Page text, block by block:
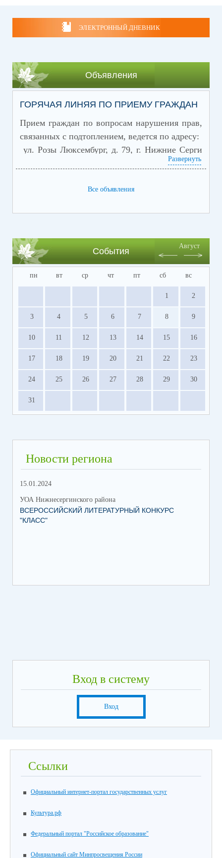
ЭЛЕКТРОННЫЙ ДНЕВНИК
Объявления
ГОРЯЧАЯ ЛИНЯЯ ПО ПРИЕМУ ГРАЖДАН
Прием граждан по вопросам нарушения прав,
связанных с подтоплением, ведется по адресу:
ул. Розы Люксембург, д. 79, г. Нижние Серги
Развернуть
Все объявления
События
Август
пн вт ср чт пт сб вс
1 2
3 4 5 6 7 8 9
10 11 12 13 14 15 16
17 18 19 20 21 22 23
24 25 26 27 28 29 30
31
Новости региона
15.01.2024
УОА Нижнесергинского района
ВСЕРОССИЙСКИЙ ЛИТЕРАТУРНЫЙ КОНКУРС
"КЛАСС"
Вход в систему
Вход
Ссылки
Официальный интернет-портал государственных услуг
Культура.рф
Федеральный портал "Российское образование"
Официальный сайт Минпросвещения России